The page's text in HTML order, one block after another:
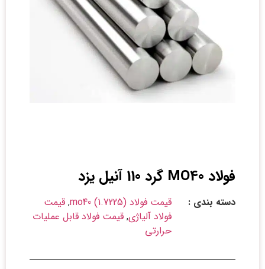
فولاد MO40 گرد 110 آنیل یزد
دسته بندی : قیمت فولاد mo40 (1.7225) , قیمت
فولاد آلیاژی, قیمت فولاد قابل عملیات
حرارتی